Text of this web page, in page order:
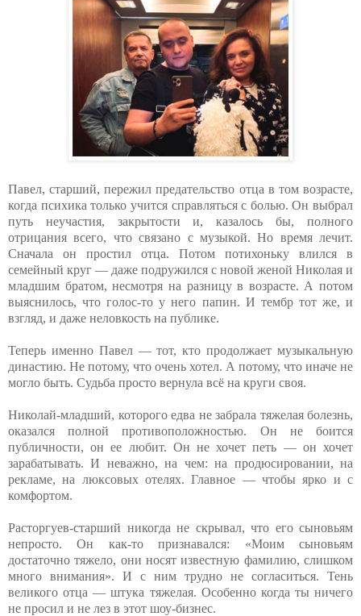
Павел, старший, пережил предательство отца в том возрасте,
когда психика только учится справляться с болью. Он выбрал
путь неучастия, закрытости и, казалось бы, полного
отрицания всего, что связано с музыкой. Но время лечит.
Сначала он простил отца. Потом потихоньку влился в
семейный круг — даже подружился с новой женой Николая и
младшим братом, несмотря на разницу в возрасте. А потом
выяснилось, что голос-то у него папин. И тембр тот же, и
взгляд, и даже неловкость на публике.
Теперь именно Павел — тот, кто продолжает музыкальную
династию. Не потому, что очень хотел. А потому, что иначе не
могло быть. Судьба просто вернула всё на круги своя.
Николай-младший, которого едва не забрала тяжелая болезнь,
оказался полной противоположностью. Он не боится
публичности, он ее любит. Он не хочет петь — он хочет
зарабатывать. И неважно, на чем: на продюсировании, на
рекламе, на люксовых отелях. Главное — чтобы ярко и с
комфортом.
Расторгуев-старший никогда не скрывал, что его сыновьям
непросто. Он как-то признавался: «Моим сыновьям
достаточно тяжело, они носят известную фамилию, слишком
много внимания». И с ним трудно не согласиться. Тень
великого отца — штука тяжелая. Особенно когда ты ничего
не просил и не лез в этот шоу-бизнес.